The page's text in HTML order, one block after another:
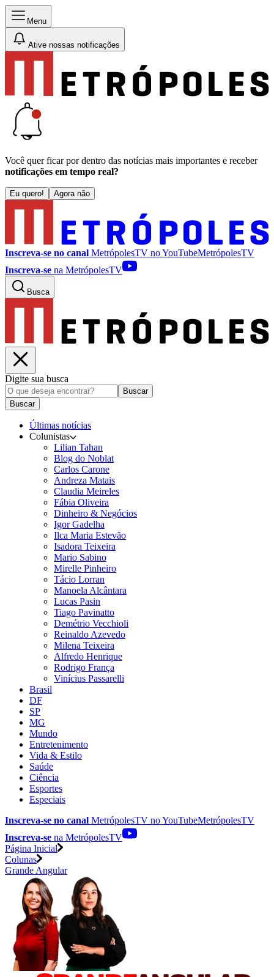
Menu
Ative nossas notificações
Você quer ficar por dentro das notícias mais importantes e receber
notificações em tempo real?
Eu quero! Agora não
Inscreva-se no canal MetrópolesTV noYouTubeMetrópolesTV
Inscreva-se na MetrópolesTV
Busca
Digite sua busca
Buscar
Buscar
Últimas notícias
Colunistas
Lilian Tahan
Blog do Noblat
Carlos Carone
Andreza Matais
Claudia Meireles
Fábia Oliveira
Dinheiro & Negócios
Igor Gadelha
Ilca Maria Estevão
Isadora Teixeira
Mario Sabino
Mirelle Pinheiro
Tácio Lorran
Manoela Alcântara
Lucas Pasin
Tiago Pavinatto
Demétrio Vecchioli
Reinaldo Azevedo
Milena Teixeira
Alfredo Henrique
Rodrigo França
Vinícius Passarelli
Brasil
DF
SP
MG
Mundo
Entretenimento
Vida & Estilo
Saúde
Ciência
Esportes
Especiais
Inscreva-se no canal MetrópolesTV noYouTubeMetrópolesTV
Inscreva-se na MetrópolesTV
Página Inicial
Colunas
Grande Angular